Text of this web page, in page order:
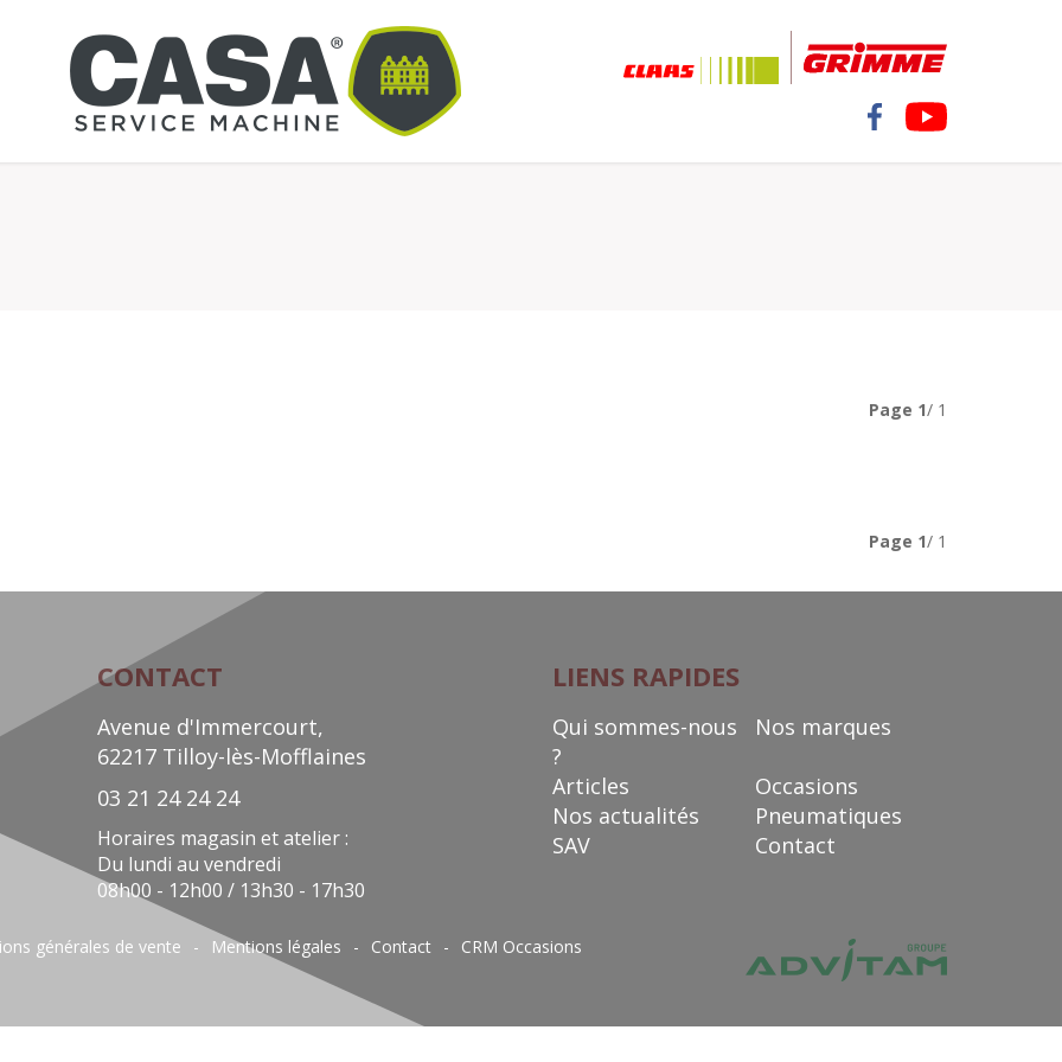
Page 1/ 1
Page 1/ 1
CONTACT
Avenue d'Immercourt,
62217 Tilloy-lès-Mofflaines
03 21 24 24 24
Horaires magasin et atelier :
Du lundi au vendredi
08h00 - 12h00 / 13h30 - 17h30
LIENS RAPIDES
Qui sommes-nous
?
Nos marques
Articles
Occasions
Nos actualités
Pneumatiques
SAV
Contact
générales de vente Mentions légales Contact CRM Occasions